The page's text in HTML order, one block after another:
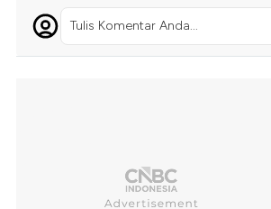
Tulis Komentar Anda...